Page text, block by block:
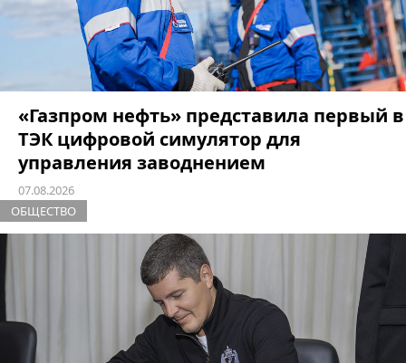
«Газпром нефть» представила первый в
ТЭК цифровой симулятор для
управления заводнением
07.08.2026
ОБЩЕСТВО